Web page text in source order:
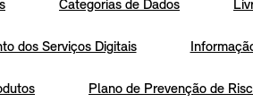
Categorias de Dados
dos Serviços Digitais
Plano de Prevenção de